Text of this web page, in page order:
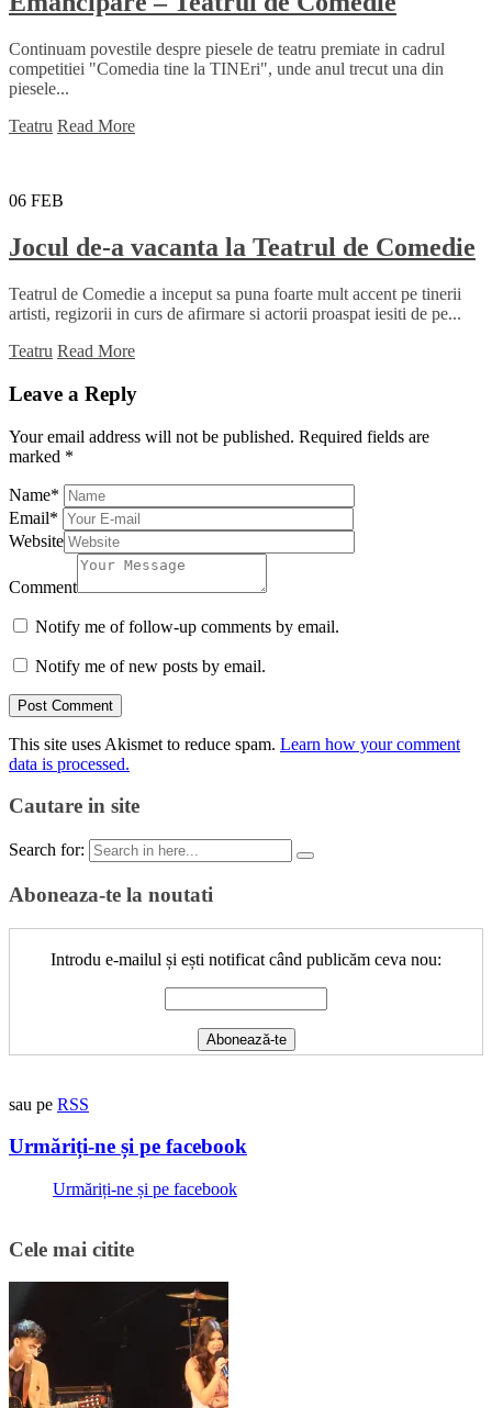
Continuam povestile despre piesele de teatru premiate in cadrul
competitiei "Comedia tine la TINEri", unde anul trecut una din
piesele...
Teatru Read More
06 FEB
Jocul de-a vacanta la Teatrul de Comedie
Teatrul de Comedie a inceput sa puna foarte mult accent pe tinerii
artisti, regizorii in curs de afirmare si actorii proaspat iesiti de pe...
Teatru Read More
Leave a Reply
Your email address will not be published. Required fields are
marked *
Name*
Email*
Website
Comment
Notify me of follow-up comments by email.
Notify me of new posts by email.
This site uses Akismet to reduce spam. Learn how your comment
data is processed.
Cautare in site
Search for:
Aboneaza-te la noutati
Introdu e-mailul și ești notificat când publicăm ceva nou:
sau pe RSS
Urmăriți-ne și pe facebook
Urmăriți-ne și pe facebook
Cele mai citite